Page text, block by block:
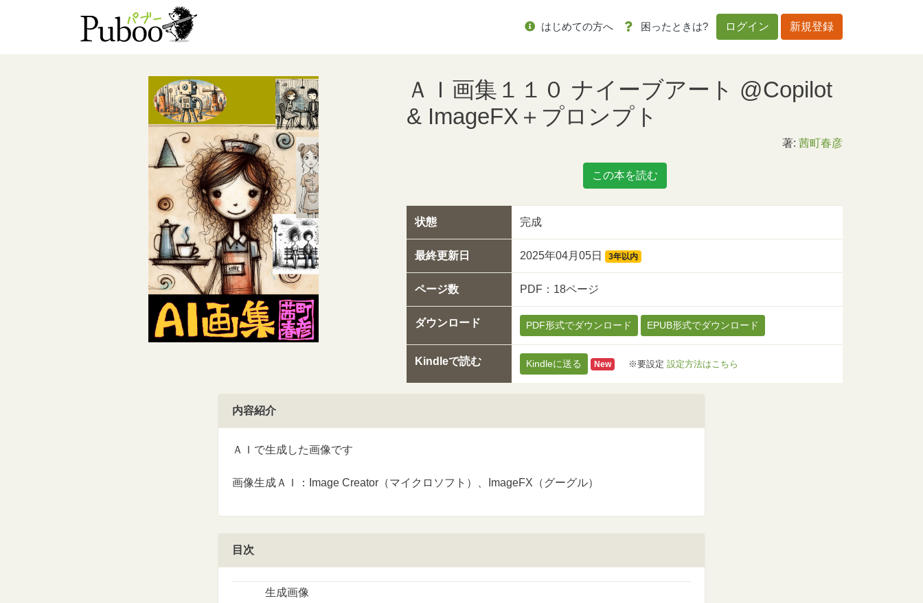
はじめての方へ 困ったときは? ログイン 新規登録
ＡＩ画集１１０ ナイーブアート @Copilot
& ImageFX＋プロンプト
著: 茜町春彦
この本を読む
状態 完成
最終更新日 2025年04月05日 3年以内
ページ数 PDF：18ページ
ダウンロード PDF形式でダウンロード EPUB形式でダウンロード
Kindleで読む Kindleに送る New ※要設定 設定方法はこちら
内容紹介
ＡＩで生成した画像です
画像生成ＡＩ：Image Creator（マイクロソフト）、ImageFX（グーグル）
目次
生成画像